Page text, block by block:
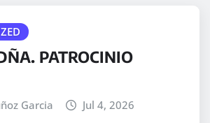
PATROCINIO
Garcia Jul 4, 2026